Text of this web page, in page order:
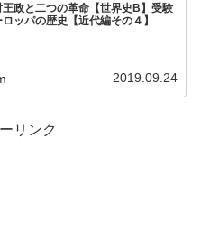
王政と二つの革命【世界史B】受験
ッパの歴史【近代編その４】
2019.09.24
リンク